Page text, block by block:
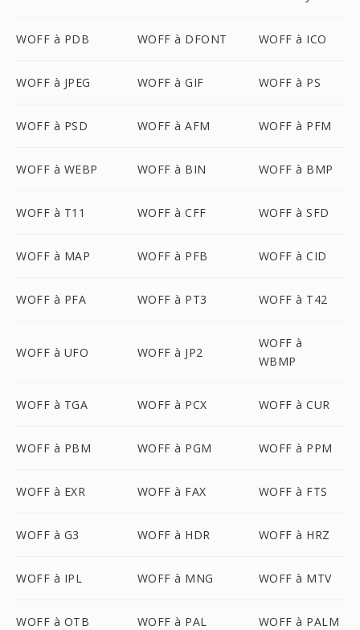
WOFF à PDB WOFF à DFONT WOFF à ICO
WOFF à JPEG WOFF à GIF WOFF à PS
WOFF à PSD WOFF à AFM WOFF à PFM
WOFF à WEBP WOFF à BIN WOFF à BMP
WOFF à T11 WOFF à CFF WOFF à SFD
WOFF à MAP WOFF à PFB WOFF à CID
WOFF à PFA WOFF à PT3 WOFF à T42
WOFF à UFO WOFF à JP2
WOFF à
WBMP
WOFF à TGA WOFF à PCX WOFF à CUR
WOFF à PBM WOFF à PGM WOFF à PPM
WOFF à EXR WOFF à FAX WOFF à FTS
WOFF à G3 WOFF à HDR WOFF à HRZ
WOFF à IPL WOFF à MNG WOFF à MTV
WOFF à OTB WOFF à PAL WOFF à PALM